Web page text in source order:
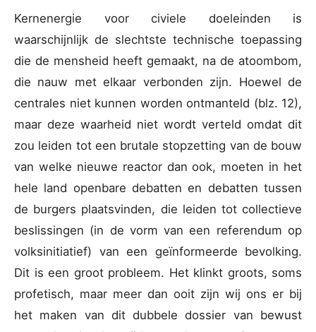
Kernenergie voor civiele doeleinden is
waarschijnlijk de slechtste technische toepassing
die de mensheid heeft gemaakt, na de atoombom,
die nauw met elkaar verbonden zijn. Hoewel de
centrales niet kunnen worden ontmanteld (blz. 12),
maar deze waarheid niet wordt verteld omdat dit
zou leiden tot een brutale stopzetting van de bouw
van welke nieuwe reactor dan ook, moeten in het
hele land openbare debatten en debatten tussen
de burgers plaatsvinden, die leiden tot collectieve
beslissingen (in de vorm van een referendum op
volksinitiatief) van een geïnformeerde bevolking.
Dit is een groot probleem. Het klinkt groots, soms
profetisch, maar meer dan ooit zijn wij ons er bij
het maken van dit dubbele dossier van bewust